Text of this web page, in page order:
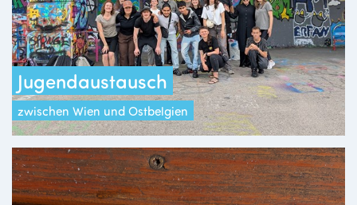
Jugendaustausch
zwischen Wien und Ostbelgien